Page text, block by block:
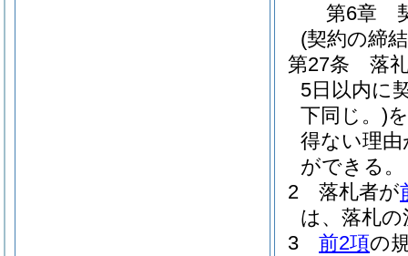
第6章
(契約の締
第27条
落
5日以内に
下同じ。)
得ない理
ができる。
2
落札者が
は、落札
3
前2項の